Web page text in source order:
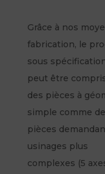
Grâce à nos
fabrication, le
sous
peut être
des pièces à
simple comme
pièces
usinages plus
complexes (5